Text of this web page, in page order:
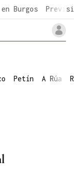
Burgos
Petín A Rúa